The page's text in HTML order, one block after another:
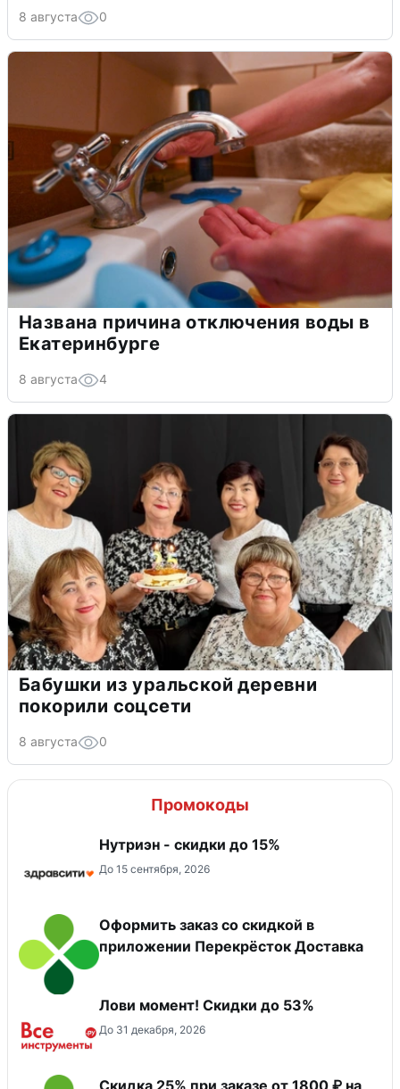
8 августа 0
Названа причина отключения воды в
Екатеринбурге
8 августа 4
Бабушки из уральской деревни
покорили соцсети
8 августа 0
Промокоды
Нутриэн - скидки до 15%
До 15 сентября, 2026
Оформить заказ со скидкой в
приложении Перекрёсток Доставка
Лови момент! Скидки до 53%
До 31 декабря, 2026
Скидка 25% при заказе от 1800 ₽ на